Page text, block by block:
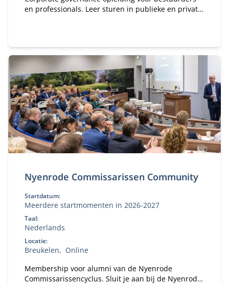
en professionals. Leer sturen in publieke en private
Nyenrode Commissarissen Community
Startdatum:
Meerdere startmomenten in 2026-2027
Taal:
Nederlands
Locatie:
Breukelen
Online
Membership voor alumni van de Nyenrode
Commissarissencyclus. Sluit je aan bij de Nyenrode